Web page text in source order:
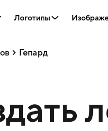
Логотипы
Гепард